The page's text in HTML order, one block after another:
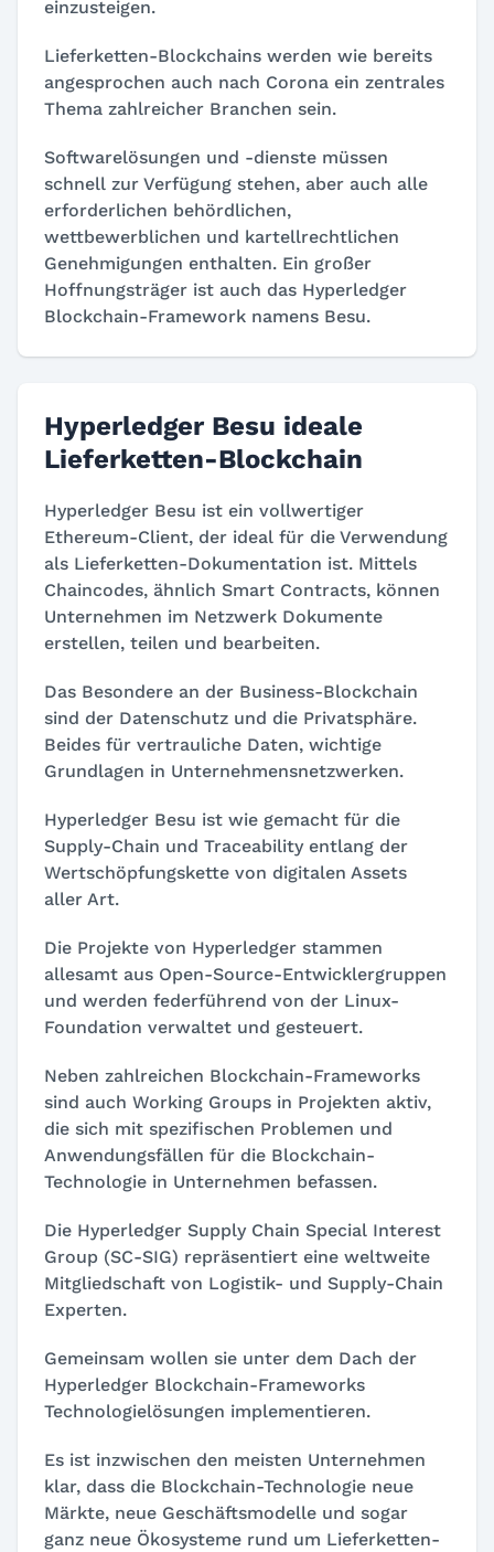
einzusteigen.
Lieferketten-Blockchains werden wie bereits
angesprochen auch nach Corona ein zentrales
Thema zahlreicher Branchen sein.
Softwarelösungen und -dienste müssen
schnell zur Verfügung stehen, aber auch alle
erforderlichen behördlichen,
wettbewerblichen und kartellrechtlichen
Genehmigungen enthalten. Ein großer
Hoffnungsträger ist auch das Hyperledger
Blockchain-Framework namens Besu.
Hyperledger Besu ideale
Lieferketten-Blockchain
Hyperledger Besu ist ein vollwertiger
Ethereum-Client, der ideal für die Verwendung
als Lieferketten-Dokumentation ist. Mittels
Chaincodes, ähnlich Smart Contracts, können
Unternehmen im Netzwerk Dokumente
erstellen, teilen und bearbeiten.
Das Besondere an der Business-Blockchain
sind der Datenschutz und die Privatsphäre.
Beides für vertrauliche Daten, wichtige
Grundlagen in Unternehmensnetzwerken.
Hyperledger Besu ist wie gemacht für die
Supply-Chain und Traceability entlang der
Wertschöpfungskette von digitalen Assets
aller Art.
Die Projekte von Hyperledger stammen
allesamt aus Open-Source-Entwicklergruppen
und werden federführend von der Linux-
Foundation verwaltet und gesteuert.
Neben zahlreichen Blockchain-Frameworks
sind auch Working Groups in Projekten aktiv,
die sich mit spezifischen Problemen und
Anwendungsfällen für die Blockchain-
Technologie in Unternehmen befassen.
Die Hyperledger Supply Chain Special Interest
Group (SC-SIG) repräsentiert eine weltweite
Mitgliedschaft von Logistik- und Supply-Chain
Experten.
Gemeinsam wollen sie unter dem Dach der
Hyperledger Blockchain-Frameworks
Technologielösungen implementieren.
Es ist inzwischen den meisten Unternehmen
klar, dass die Blockchain-Technologie neue
Märkte, neue Geschäftsmodelle und sogar
ganz neue Ökosysteme rund um Lieferketten-